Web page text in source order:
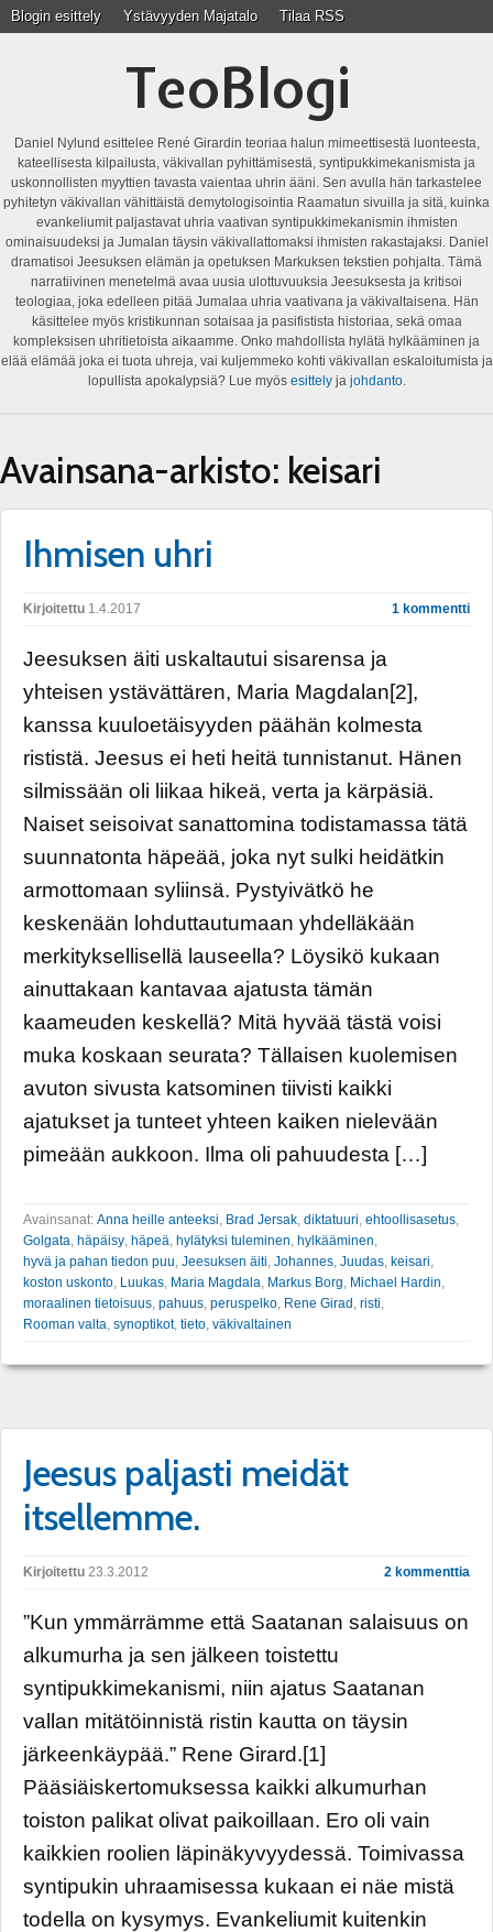
Blogin esittely Ystävyyden Majatalo Tilaa RSS
TeoBlogi
Daniel Nylund esittelee René Girardin teoriaa halun mimeettisestä luonteesta,
kateellisesta kilpailusta, väkivallan pyhittämisestä, syntipukkimekanismista ja
uskonnollisten myyttien tavasta vaientaa uhrin ääni. Sen avulla hän tarkastelee
pyhitetyn väkivallan vähittäistä demytologisointia Raamatun sivuilla ja sitä, kuinka
evankeliumit paljastavat uhria vaativan syntipukkimekanismin ihmisten
ominaisuudeksi ja Jumalan täysin väkivallattomaksi ihmisten rakastajaksi. Daniel
dramatisoi Jeesuksen elämän ja opetuksen Markuksen tekstien pohjalta. Tämä
narratiivinen menetelmä avaa uusia ulottuvuuksia Jeesuksesta ja kritisoi
teologiaa, joka edelleen pitää Jumalaa uhria vaativana ja väkivaltaisena. Hän
käsittelee myös kristikunnan sotaisaa ja pasifistista historiaa, sekä omaa
kompleksisen uhritietoista aikaamme. Onko mahdollista hylätä hylkääminen ja
elää elämää joka ei tuota uhreja, vai kuljemmeko kohti väkivallan eskaloitumista ja
lopullista apokalypsiä? Lue myös esittelyja johdanto.
Avainsana-arkisto: keisari
Ihmisen uhri
Kirjoitettu 1.4.2017 1 kommentti
Jeesuksen äiti uskaltautui sisarensa ja
yhteisen ystävättären, Maria Magdalan[2],
kanssa kuuloetäisyyden päähän kolmesta
rististä. Jeesus ei heti heitä tunnistanut. Hänen
silmissään oli liikaa hikeä, verta ja kärpäsiä.
Naiset seisoivat sanattomina todistamassa tätä
suunnatonta häpeää, joka nyt sulki heidätkin
armottomaan syliinsä. Pystyivätkö he
keskenään lohduttautumaan yhdelläkään
merkityksellisellä lauseella? Löysikö kukaan
ainuttakaan kantavaa ajatusta tämän
kaameuden keskellä? Mitä hyvää tästä voisi
muka koskaan seurata? Tällaisen kuolemisen
avuton sivusta katsominen tiivisti kaikki
ajatukset ja tunteet yhteen kaiken nielevään
pimeään aukkoon. Ilma oli pahuudesta […]
Avainsanat: Anna heille anteeksi Brad Jersak diktatuuri ehtoollisasetus
Golgata häpäisy häpeä hylätyksi tuleminen hylkääminen
hyvä ja pahan tiedon puu Jeesuksen äiti Johannes Juudas keisari
koston uskonto Luukas Maria Magdala Markus Borg Michael Hardin
moraalinen tietoisuus pahuus peruspelko Rene Girad risti
Rooman valta synoptikot, tieto väkivaltainen
Jeesus paljasti meidät
itsellemme.
Kirjoitettu 23.3.2012 2 kommenttia
”Kun ymmärrämme että Saatanan salaisuus on
alkumurha ja sen jälkeen toistettu
syntipukkimekanismi, niin ajatus Saatanan
vallan mitätöinnistä ristin kautta on täysin
järkeenkäypää.” Rene Girard.[1]
Pääsiäiskertomuksessa kaikki alkumurhan
toiston palikat olivat paikoillaan. Ero oli vain
kaikkien roolien läpinäkyvyydessä. Toimivassa
syntipukin uhraamisessa kukaan ei näe mistä
todella on kysymys. Evankeliumit kuitenkin